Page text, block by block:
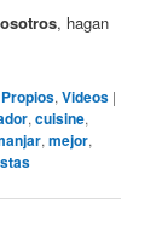
, hagan
Propios,Videos |
,cuisine,
,mejor,